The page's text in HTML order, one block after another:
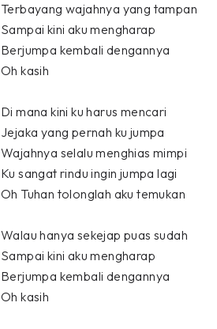
Terbayang wajahnya yang tampan
Sampai kini aku mengharap
Berjumpa kembali dengannya
Oh kasih
Di mana kini ku harus mencari
Jejaka yang pernah ku jumpa
Wajahnya selalu menghias mimpi
Ku sangat rindu ingin jumpa lagi
Oh Tuhan tolonglah aku temukan
Walau hanya sekejap puas sudah
Sampai kini aku mengharap
Berjumpa kembali dengannya
Oh kasih